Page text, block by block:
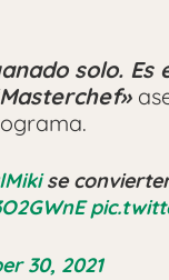
solo.
se
30, 2021